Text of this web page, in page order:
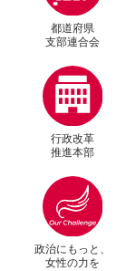
都道府県
支部連合会
行政改革
推進本部
政治にもっと、
女性の力を
別ウィンドウリンク